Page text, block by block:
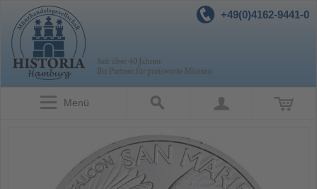
+49(0)4162-9441-0
Menü